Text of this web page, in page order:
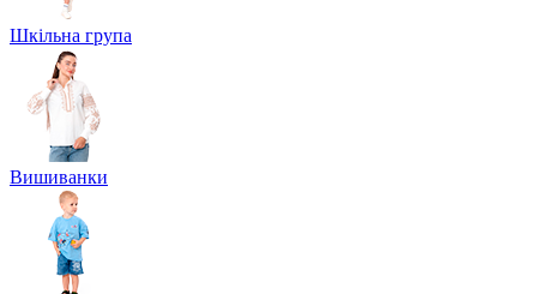
Шкільна група
Вишиванки